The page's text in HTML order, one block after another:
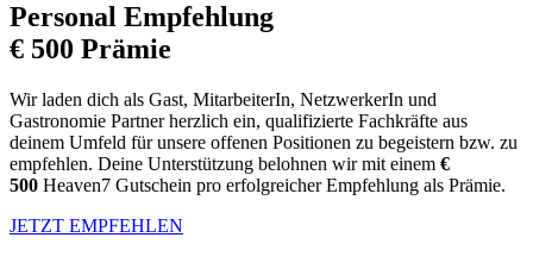
Personal Empfehlung
€ 500 Prämie
Wir laden dich als Gast, MitarbeiterIn, NetzwerkerIn und
Gastronomie Partner herzlich ein, qualifizierte Fachkräfte aus
deinem Umfeld für unsere offenen Positionen zu begeistern bzw. zu
empfehlen. Deine Unterstützung belohnen wir mit einem €
500 Heaven7 Gutschein pro erfolgreicher Empfehlung als Prämie.
JETZT EMPFEHLEN